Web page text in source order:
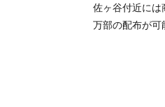
佐ヶ谷付近には
万部の配布が可